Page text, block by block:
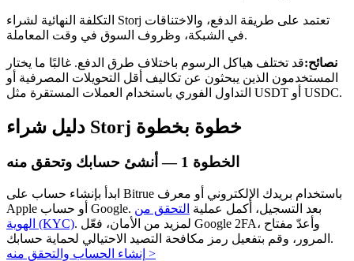
خدمة الاقتراض المدعومة بالعملات المشفرة
التكلفة النهائية لشراء Storj تعتمد على طريقة الدفع، والاختناقات
في الشبكة، وظروف السوق في وقت المعاملة.
نصائح:قد تختلف هياكل الرسوم باختلاف طرق الدفع. غالبًا ما يختار
المستخدمون الذين يبحثون عن تكاليف أقل التحويلات المصرفية أو
التداول الفوري باستخدام العملات المستقرة مثل USDT أو USDC.
دليل شراء Storj خطوة بخطوة
الخطوة أنشئ حسابك وتحقق منه
ابدأ بإنشاء حساب على Bitrue باستخدام بريدك الإلكتروني أو معرف
Apple أو حساب Google. بعد التسجيل، أكمل عملية التحقق من
الهوية (KYC). لمزيد من الأمان، فعّل Google 2FA، وأعدّ مفتاح
المرور، وقم بتفعيل رمز مكافحة التصيد الاحتيالي لحماية حسابك.
إنشاء الحساب والتحقق منه >